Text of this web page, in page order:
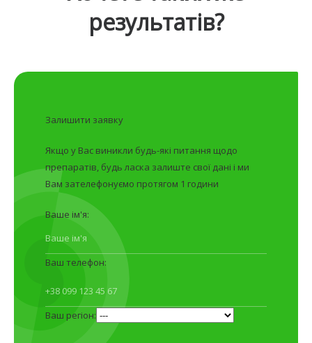
результатів?
Залишити заявку
Якщо у Вас виникли будь-які питання щодо
препаратів, будь ласка залиште свої дані і ми
Вам зателефонуємо протягом 1 години
Ваше ім'я:
Ваш телефон:
Ваш регіон: